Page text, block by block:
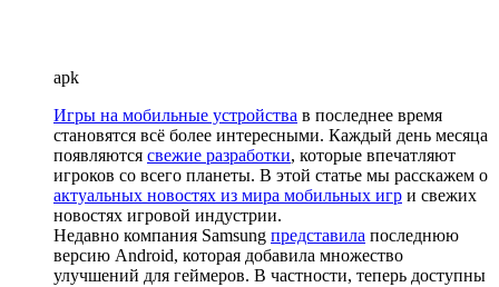
apk
Игры на мобильные устройства в последнее время
становятся всё более интересными. Каждый день месяца
появляются свежие разработки, которые впечатляют
игроков со всего планеты. В этой статье мы расскажем о
актуальных новостях из мира мобильных игр и свежих
новостях игровой индустрии.
Недавно компания Samsung представила последнюю
версию Android, которая добавила множество
улучшений для геймеров. В частности, теперь доступны